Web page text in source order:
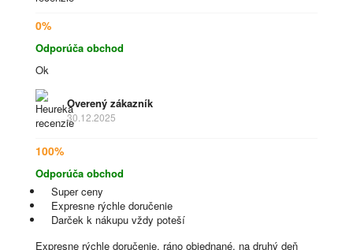
0%
Odporúča obchod
Ok
Overený zákazník
30.12.2025
100%
Odporúča obchod
Super ceny
Expresne rýchle doručenie
Darček k nákupu vždy poteší
Expresne rýchle doručenie, ráno objednané, na druhý deň